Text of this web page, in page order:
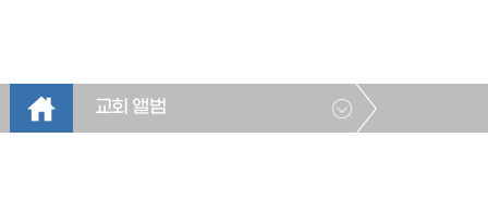
교회 앨범